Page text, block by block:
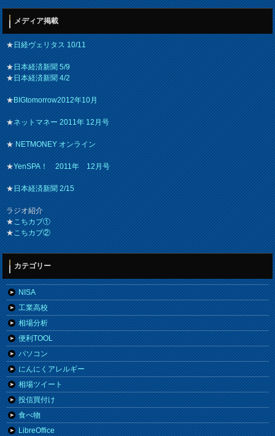
メディア掲載
★日経ヴェリタス 10/11
★日本経済新聞 5/9
★日本経済新聞 4/2
★BIGtomorrow2012年10月
★ネットマネー 2011年 12月号
★NETMONEY オンライン
★YenSPA！ 2011年 12月号
★日本経済新聞 2/15
ラジオ紹介
★こちカブ①
★こちカブ②
カテゴリー
NISA
工業高校
相場分析
便利TOOL
パソコン
にんにくアレルギー
相場ツイート
投信買付け
食べ物
LibreOffice